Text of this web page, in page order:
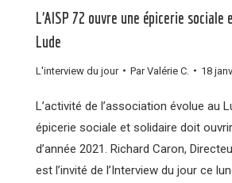
L’AISP 72 ouvre une épicerie
Lude
L'interview du jour ParValérie C. 18
L’activité de l’association évolue au
épicerie sociale et solidaire doit
d’année 2021. Richard Caron,
est l’invité de l’Interview du jour ce